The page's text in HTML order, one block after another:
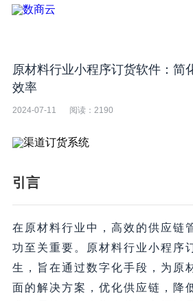
原材料行业小程序订货软件：简
效率
2024-07-11 阅读： 2190
引言
在原材料行业中，高效的供应链
功至关重要。原材料行业小程序
生，旨在通过数字化手段，为原
面的解决方案，优化供应链，降